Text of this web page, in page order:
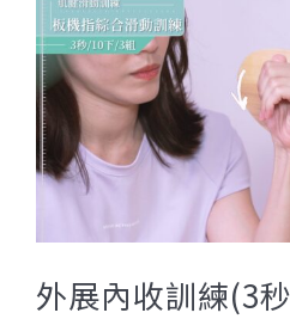
外展內收訓練(3